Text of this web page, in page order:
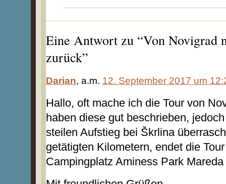
Eine Antwort zu “Von Novigrad
zurück”
Darian, a.m. 12. September 2017 um
Hallo, oft mache ich die Tour von
haben diese gut beschrieben,
steilen Aufstieg bei Škrlina
getätigten Kilometern, endet die
Campingplatz Aminess Park